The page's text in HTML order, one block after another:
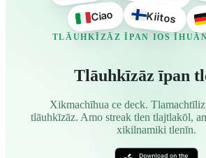
Ciao Kiitos
TLĀUHKĪZĀZ ĪPAN IOS
Tlāuhkīzāz īpan
Xikmachīhua ce deck.
tlāuhkīzāz. Amo streak tlen tlajtlakōl,
xikilnamiki tlenīn.